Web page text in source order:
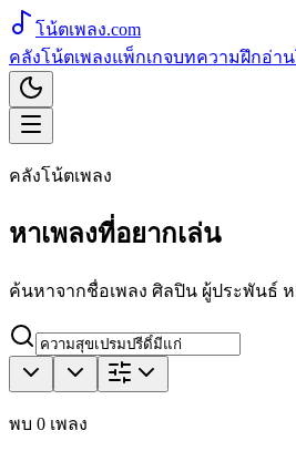
โน้ตเพลง.com
คลังโน้ตเพลงแพ็กเกจบทความฝึกอ่า
คลังโน้ตเพลง
หาเพลงที่อยากเล่น
ค้นหาจากชื่อเพลง ศิลปิน ผู้ประพันธ์
พบ 0 เพลง